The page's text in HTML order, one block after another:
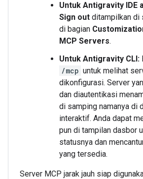
Untuk Antigravity IDE
Sign out ditampilkan di
di bagian
MCP Servers.
Untuk Antigravity CLI:
/mcp untuk melihat
dikonfigurasi. Server
dan diautentikasi
di samping namanya di
interaktif. Anda dapat
pun di tampilan dasbor
statusnya dan
yang tersedia.
Server MCP jarak jauh siap